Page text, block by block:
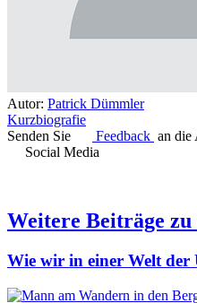
Autor: Patrick Dümmler
Kurzbiografie
Senden Sie
Feedback an die
Social Media
Weitere Beiträge
Wie wir in einer Welt der